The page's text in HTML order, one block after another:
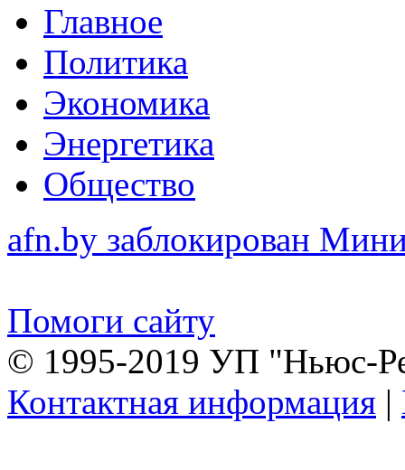
Главное
Политика
Экономика
Энергетика
Общество
afn.by заблокирован
Помоги сайту
© 1995-2019 УП "Ньюс-
Контактная информация |